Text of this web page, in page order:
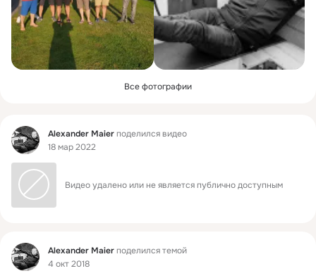
Все фотографии
Фид Alexander Maierподелился видео
18 мар 2022
Видео удалено или не является публично доступным
Фид Alexander Maierподелился темой
4 окт 2018